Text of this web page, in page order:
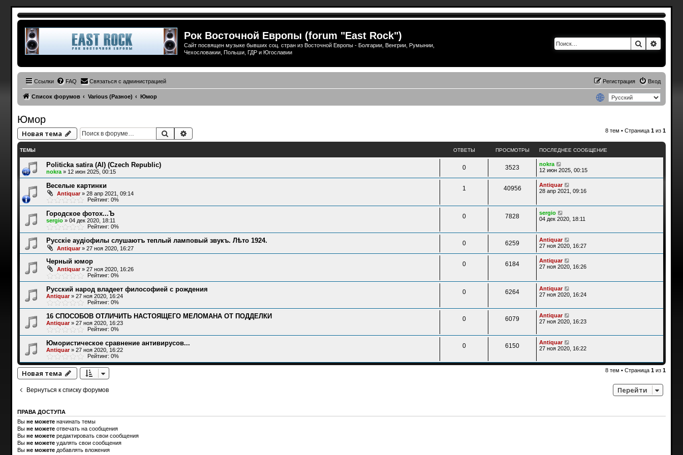
Рок Восточной Европы (forum "East Rock")
Сайт посвящен музыке бывших соц. стран из Восточной Европы - Болгарии, Венгрии, Румынии,
Чехословакии, Польши, ГДР и Югославии
Поиск
Ссылки FAQ Связаться с администрацией Вход
Регистрация
Список форумов Various (Разное) Юмор
Юмор
Новая тема Поиск 8 тем • Страница1 из1
ТЕМЫ ОТВЕТЫ ПРОСМОТРЫ ПОСЛЕДНЕЕ СООБЩЕНИЕ
Politicka satira (Al) (Czech Republic)
nokra» 12 июн 2025, 00:15
0 3523
nokra
12 июн 2025, 00:15
Веселые картинки
Antiquar» 28 апр 2021, 09:14
Рейтинг: 0%
1 40956
Antiquar
28 апр 2021, 09:16
Городское фотох...Ъ
sergio» 04 дек 2020, 18:11
Рейтинг: 0%
0 7828
sergio
04 дек 2020, 18:11
Русскіе аудіофилы слушаютъ теплый ламповый звукъ. Лѣто 1924.
Antiquar» 27 ноя 2020, 16:27
0 6259
Antiquar
27 ноя 2020, 16:27
Черный юмор
Antiquar» 27 ноя 2020, 16:26
Рейтинг: 0%
0 6184
Antiquar
27 ноя 2020, 16:26
Русский народ владеет философией с рождения
Antiquar» 27 ноя 2020, 16:24
Рейтинг: 0%
0 6264
Antiquar
27 ноя 2020, 16:24
16 СПОСОБОВ ОТЛИЧИТЬ НАСТОЯЩЕГО МЕЛОМАНА ОТ ПОДДЕЛКИ
Antiquar» 27 ноя 2020, 16:23
Рейтинг: 0%
0 6079
Antiquar
27 ноя 2020, 16:23
Юмористическое сравнение антивирусов...
Antiquar» 27 ноя 2020, 16:22
Рейтинг: 0%
0 6150
Antiquar
27 ноя 2020, 16:22
Новая тема 8 тем • Страница1 из1
Вернуться к списку форумов Перейти
ПРАВА ДОСТУПА
Вы не можетеначинать темы
Вы не можетеотвечать на сообщения
Вы не можетередактировать свои сообщения
Вы не можетеудалять свои сообщения
Вы не можетедобавлять вложения